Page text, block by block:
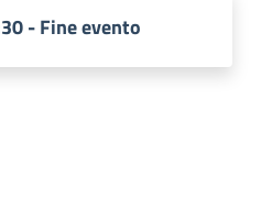
- Fine evento